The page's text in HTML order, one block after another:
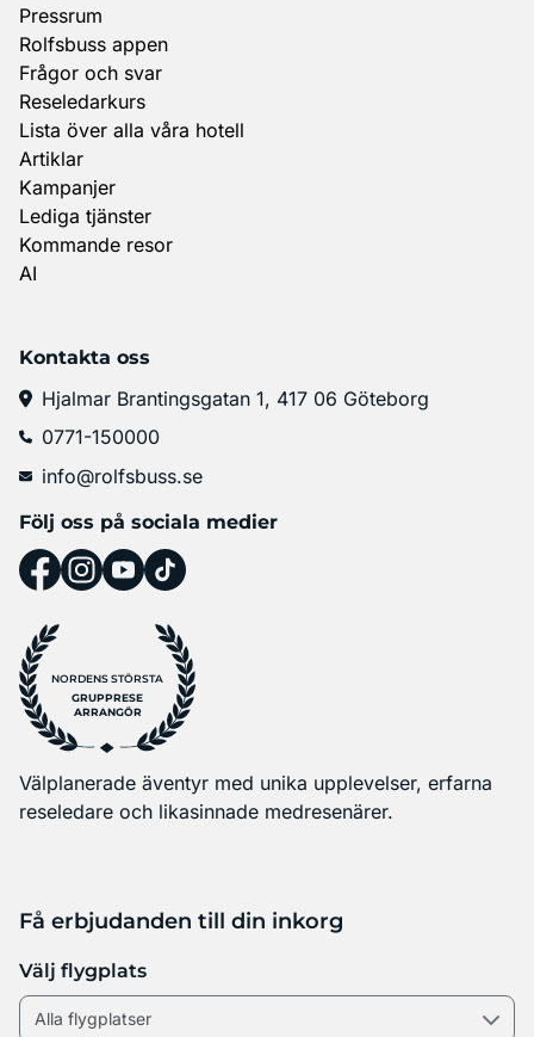
Pressrum
Rolfsbuss appen
Frågor och svar
Reseledarkurs
Lista över alla våra hotell
Artiklar
Kampanjer
Lediga tjänster
Kommande resor
AI
Kontakta oss
Hjalmar Brantingsgatan 1, 417 06 Göteborg
0771-150000
info@rolfsbuss.se
Följ oss på sociala medier
NORDENS STÖRSTA
GRUPPRESE
ARRANGÖR
Välplanerade äventyr med unika upplevelser, erfarna
reseledare och likasinnade medresenärer.
Få erbjudanden till din inkorg
Välj flygplats